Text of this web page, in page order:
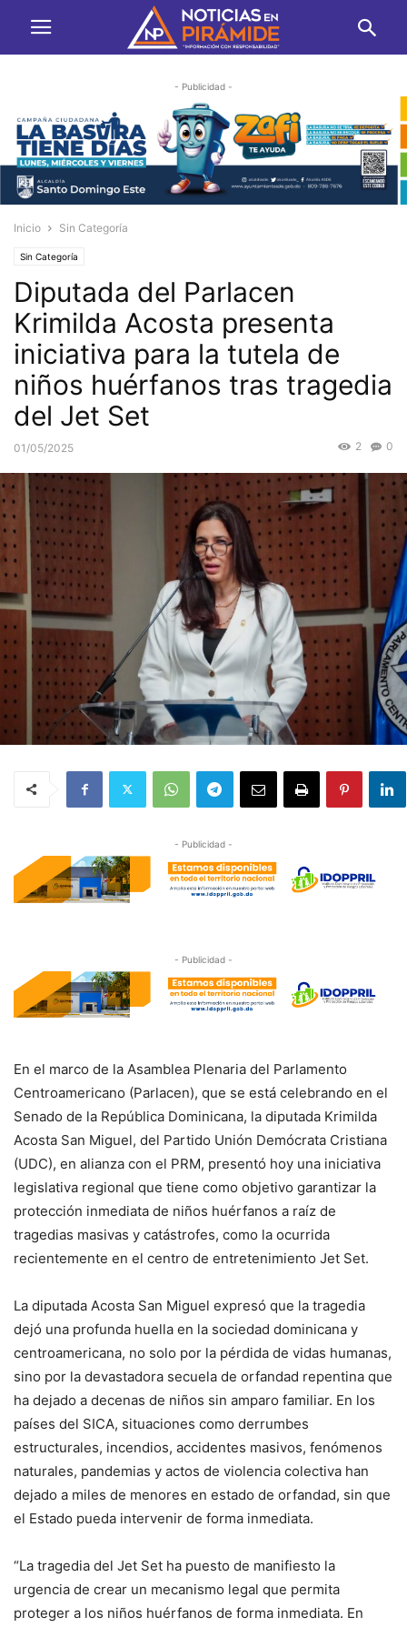
- Publicidad -
Inicio Sin Categoría
Sin Categoría
Diputada del Parlacen
Krimilda Acosta presenta
iniciativa para la tutela de
niños huérfanos tras tragedia
del Jet Set
01/05/2025 0
2
- Publicidad -
- Publicidad -
En el marco de la Asamblea Plenaria del Parlamento
Centroamericano (Parlacen), que se está celebrando en el
Senado de la República Dominicana, la diputada Krimilda
Acosta San Miguel, del Partido Unión Demócrata Cristiana
(UDC), en alianza con el PRM, presentó hoy una iniciativa
legislativa regional que tiene como objetivo garantizar la
protección inmediata de niños huérfanos a raíz de
tragedias masivas y catástrofes, como la ocurrida
recientemente en el centro de entretenimiento Jet Set.
La diputada Acosta San Miguel expresó que la tragedia
dejó una profunda huella en la sociedad dominicana y
centroamericana, no solo por la pérdida de vidas humanas,
sino por la devastadora secuela de orfandad repentina que
ha dejado a decenas de niños sin amparo familiar. En los
países del SICA, situaciones como derrumbes
estructurales, incendios, accidentes masivos, fenómenos
naturales, pandemias y actos de violencia colectiva han
dejado a miles de menores en estado de orfandad, sin que
el Estado pueda intervenir de forma inmediata.
“La tragedia del Jet Set ha puesto de manifiesto la
urgencia de crear un mecanismo legal que permita
proteger a los niños huérfanos de forma inmediata. En